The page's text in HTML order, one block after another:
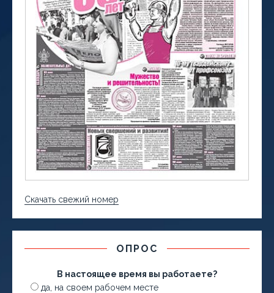
Скачать свежий номер
ОПРОС
В настоящее время вы работаете?
да, на своем рабочем месте